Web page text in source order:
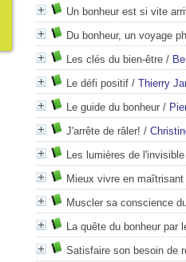
Un bonheur est si vite
Du bonheur, un voyage
Les clés du bien-être /
Le défi positif / Thierry
Le guide du bonheur /
J'arrête de râler! /
Les lumières de l'invisible
Mieux vivre en
Muscler sa conscience
La quête du bonheur par
Satisfaire son besoin de